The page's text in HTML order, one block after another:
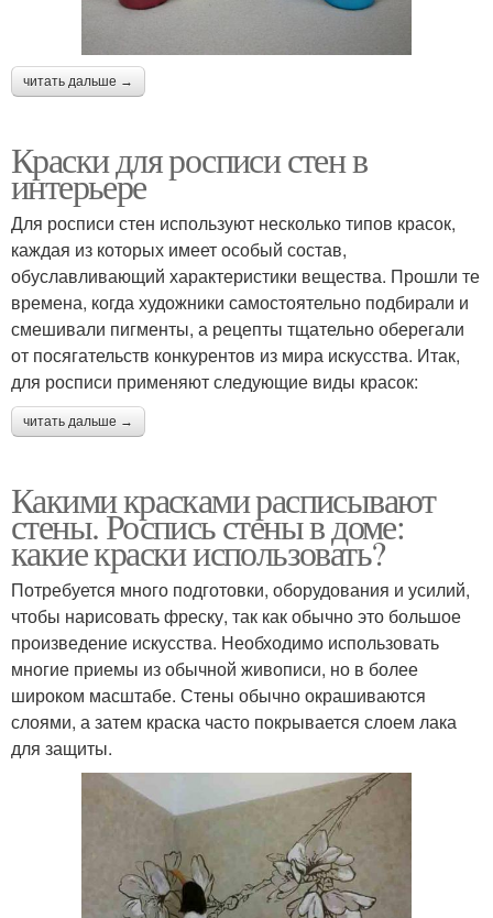
читать дальше →
Краски для росписи стен в
интерьере
Для росписи стен используют несколько типов красок,
каждая из которых имеет особый состав,
обуславливающий характеристики вещества. Прошли те
времена, когда художники самостоятельно подбирали и
смешивали пигменты, а рецепты тщательно оберегали
от посягательств конкурентов из мира искусства. Итак,
для росписи применяют следующие виды красок:
читать дальше →
Какими красками расписывают
стены. Роспись стены в доме:
какие краски использовать?
Потребуется много подготовки, оборудования и усилий,
чтобы нарисовать фреску, так как обычно это большое
произведение искусства. Необходимо использовать
многие приемы из обычной живописи, но в более
широком масштабе. Стены обычно окрашиваются
слоями, а затем краска часто покрывается слоем лака
для защиты.